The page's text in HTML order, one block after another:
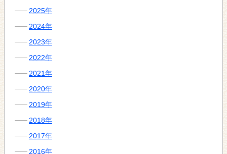
2025年
2024年
2023年
2022年
2021年
2020年
2019年
2018年
2017年
2016年